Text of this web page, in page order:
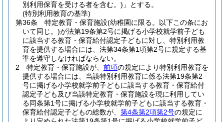
別利用保育を受ける者を含む。) 」とする。
(特別利用教育の基準)
第36条
特定教育・保育施設(幼稚園に限る。以下この条にお
いて同じ。)が法第19条第2号に掲げる小学校就学前子ども
に該当する教育・保育給付認定子どもに対し、特別利用教
育を提供する場合には、法第34条第1項第2号に規定する基
準を遵守しなければならない。
2
特定教育・保育施設が、 前項の規定により特別利用教育を
提供する場合には、当該特別利用教育に係る法第19条第2
号に掲げる小学校就学前子どもに該当する教育・保育給付
認定子ども及び当該特定教育・保育施設を現に利用してい
る同条第1号に掲げる小学校就学前子どもに該当する教育・
保育給付認定子どもの総数が、 第4条第2項第2号の規定に